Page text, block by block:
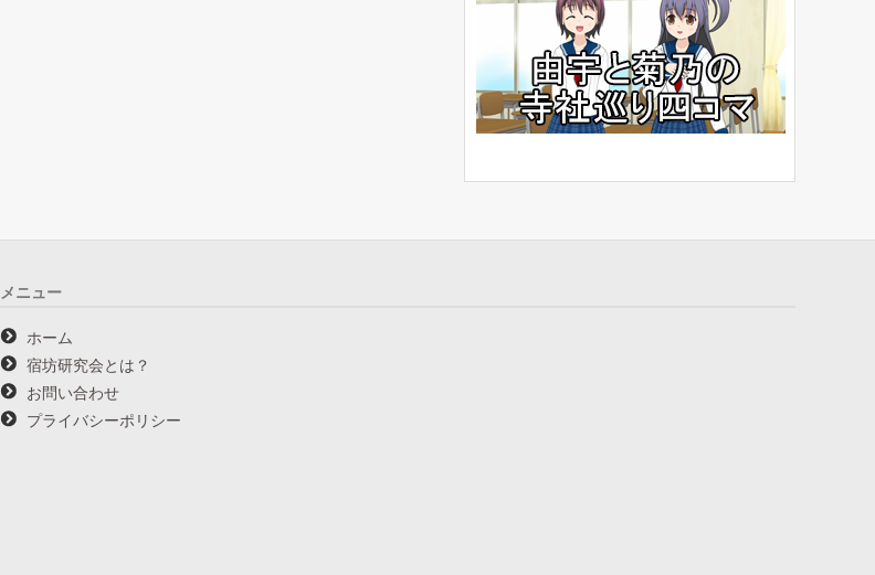
メニュー
ホーム
宿坊研究会とは？
お問い合わせ
プライバシーポリシー